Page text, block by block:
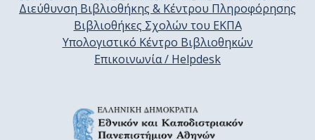
Διεύθυνση Βιβλιοθήκης & Κέντρου Πληροφόρησης
Βιβλιοθήκες Σχολών του ΕΚΠΑ
Υπολογιστικό Κέντρο Βιβλιοθηκών
Επικοινωνία / Helpdesk